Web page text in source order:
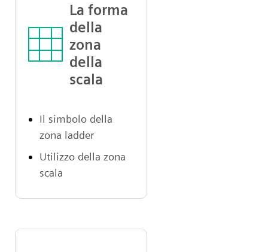
La forma
della
zona
della
scala
Il simbolo della
zona ladder
Utilizzo della zona
scala